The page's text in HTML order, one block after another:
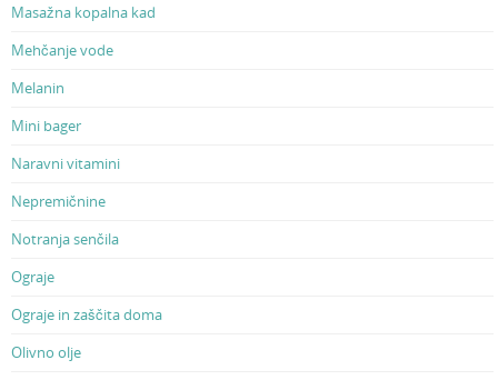
Masažna kopalna kad
Mehčanje vode
Melanin
Mini bager
Naravni vitamini
Nepremičnine
Notranja senčila
Ograje
Ograje in zaščita doma
Olivno olje